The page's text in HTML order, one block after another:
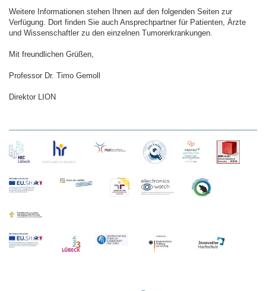
Weitere Informationen stehen Ihnen auf den folgenden Seiten zur
Verfügung. Dort finden Sie auch Ansprechpartner für Patienten, Ärzte
und Wissenschaftler zu den einzelnen Tumorerkrankungen.
Mit freundlichen Grüßen,
Professor Dr. Timo Gemoll
Direktor LION